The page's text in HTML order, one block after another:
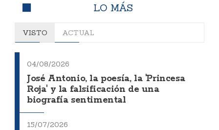
LO MÁS
VISTO ACTUAL
04/08/2026
José Antonio, la poesía, la 'Princesa
Roja' y la falsificación de una
biografía sentimental
15/07/2026